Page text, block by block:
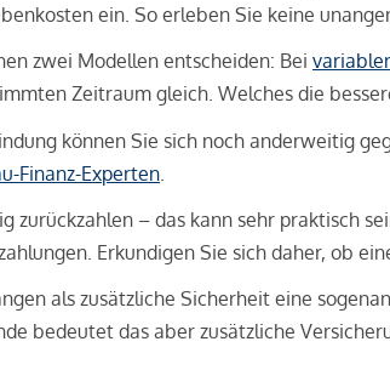
ein. So erleben Sie keine
zwei Modellen entscheiden: Bei
Zeitraum gleich. Welches die
können Sie sich noch anderweitig
Finanz-Experten
zurückzahlen – das kann sehr praktisch
Erkundigen Sie sich daher, ob
als zusätzliche Sicherheit eine
bedeutet das aber zusätzliche